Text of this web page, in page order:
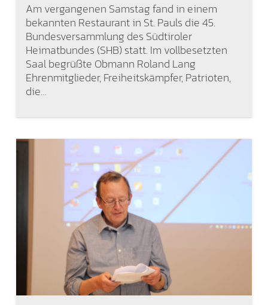
Am vergangenen Samstag fand in einem
bekannten Restaurant in St. Pauls die 45.
Bundesversammlung des Südtiroler
Heimatbundes (SHB) statt. Im vollbesetzten
Saal begrüßte Obmann Roland Lang
Ehrenmitglieder, Freiheitskämpfer, Patrioten,
die…